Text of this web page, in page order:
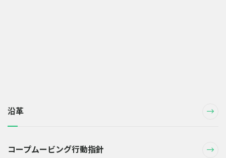
沿革
コープムービング行動指針